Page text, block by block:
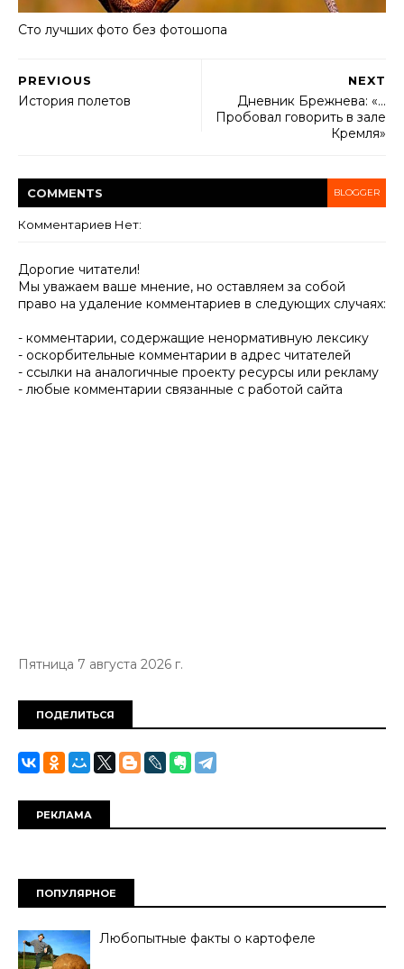
Сто лучших фото без фотошопа
NEXT
Дневник Брежнева: «…
Пробовал говорить в зале
Кремля»
PREVIOUS
История полетов
COMMENTS BLOGGER
Комментариев Нет:
Дорогие читатели!
Мы уважаем ваше мнение, но оставляем за собой
право на удаление комментариев в следующих случаях:
- комментарии, содержащие ненормативную лексику
- оскорбительные комментарии в адрес читателей
- ссылки на аналогичные проекту ресурсы или рекламу
- любые комментарии связанные с работой сайта
Пятница 7 августа 2026 г.
ПОДЕЛИТЬСЯ
РЕКЛАМА
ПОПУЛЯРНОЕ
Любопытные факты о картофеле